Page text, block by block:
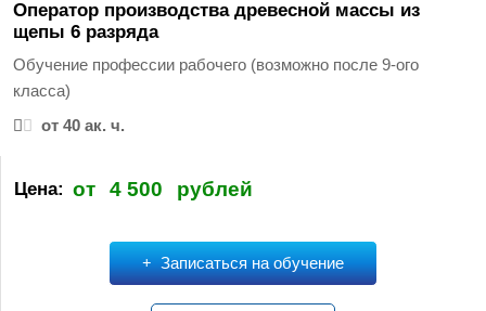
Оператор производства древесной массы из
щепы 6 разряда
Обучение профессии рабочего (возможно после 9-ого
класса)
от 40 ак. ч.
Цена: от 4 500 рублей
Записаться на обучение